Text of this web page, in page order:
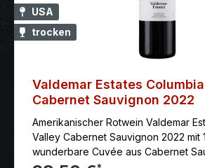
USA
trocken
Valdemar Estates
Cabernet Sauvignon 2022
Amerikanischer Rotwein Valdemar
Valley Cabernet Sauvignon 2022 mit
wunderbare Cuvée aus Cabernet